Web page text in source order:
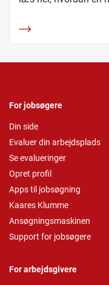
For jobsøgere
Din side
Evaluer din arbejdsplads
Se evalueringer
Opret profil
Apps til jobsøgning
Kaares Klumme
Ansøgningsmaskinen
Support for jobsøgere
For arbejdsgivere